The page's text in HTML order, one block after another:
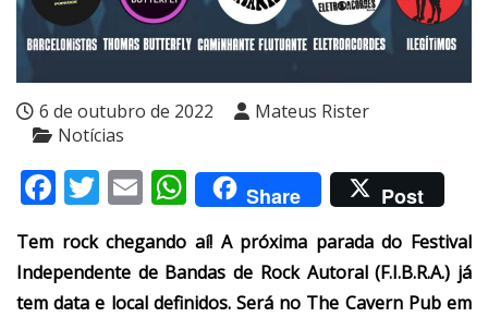
6 de outubro de 2022
Mateus Rister
Notícias
Facebook
Twitter
EmailWhatsApp
Share Post
Tem rock chegando aí! A próxima parada do Festival
Independente de Bandas de Rock Autoral (F.I.B.R.A.) já
tem data e local definidos. Será no The Cavern Pub em